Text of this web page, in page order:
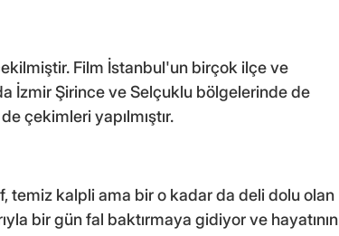
Film İstanbul'un birçok ilçe ve
İzmir Şirince ve Selçuklu bölgelerinde de
çekimleri yapılmıştır.
temiz kalpli ama bir o kadar da deli dolu olan
bir gün fal baktırmaya gidiyor ve hayatının